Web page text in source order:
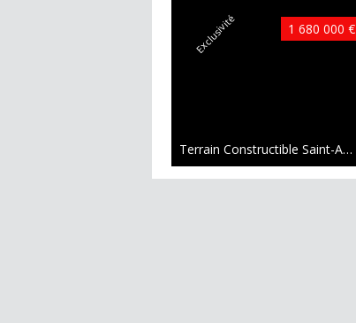
Exclusivité 1 680 000 €
Terrain Constructible Saint-André 28 a 37 ca